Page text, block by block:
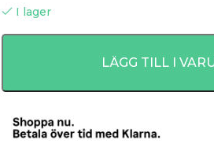
I lager
LÄGG TILL I